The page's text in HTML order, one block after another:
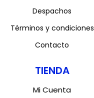
Despachos
Términos y condiciones
Contacto
TIENDA
Mi Cuenta